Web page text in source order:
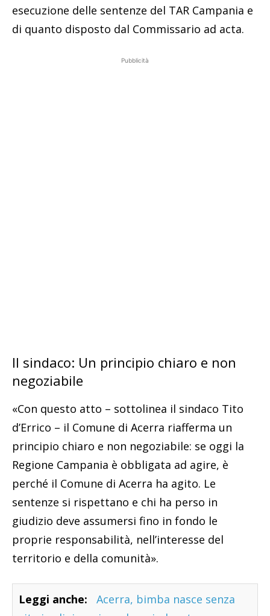
esecuzione delle sentenze del TAR Campania e
di quanto disposto dal Commissario ad acta.
Pubblicità
Il sindaco: Un principio chiaro e non
negoziabile
«Con questo atto – sottolinea il sindaco Tito
d’Errico – il Comune di Acerra riafferma un
principio chiaro e non negoziabile: se oggi la
Regione Campania è obbligata ad agire, è
perché il Comune di Acerra ha agito. Le
sentenze si rispettano e chi ha perso in
giudizio deve assumersi fino in fondo le
proprie responsabilità, nell’interesse del
territorio e della comunità».
Leggi anche:
Acerra, bimba nasce senza